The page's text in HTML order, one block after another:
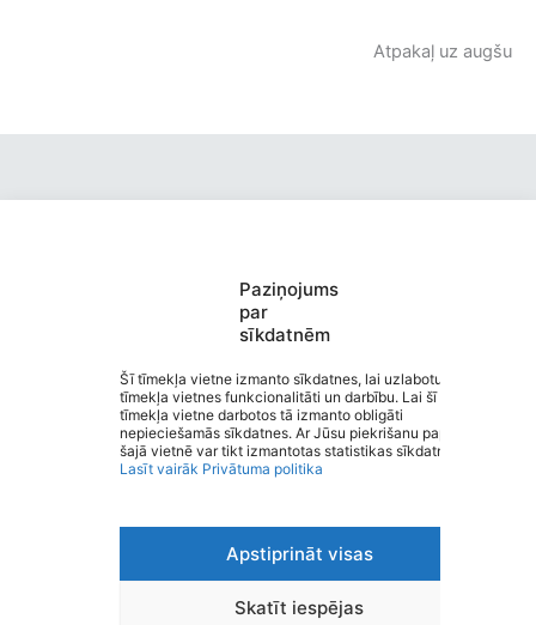
Paziņojums
par
sīkdatnēm
Šī tīmekļa vietne izmanto sīkdatnes, lai uzlabotu
tīmekļa vietnes funkcionalitāti un darbību. Lai šī
tīmekļa vietne darbotos tā izmanto obligāti
nepieciešamās sīkdatnes. Ar Jūsu piekrišanu papildus
šajā vietnē var tikt izmantotas statistikas sīkdatnes.
Lasīt vairāk Privātuma politika
Apstiprināt visas
Skatīt iespējas
Atpakaļ uz augšu
Valmieras pirmsskolas izglītības
iestāde “Kārliena”
Privātuma politika